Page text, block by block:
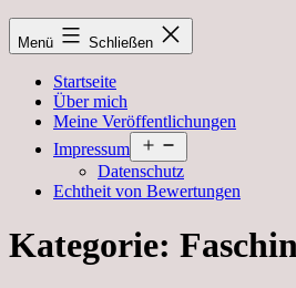
Menü Schließen
Startseite
Über mich
Meine Veröffentlichungen
Impressum
öffnen
Datenschutz
Echtheit von Bewertungen
Kategorie: